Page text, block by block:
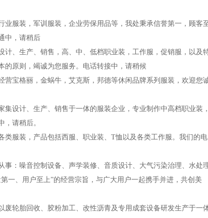
业服装，军训服装，企业劳保用品等，我处秉承信誉第一，顾客
中，请稍后
计、生产、销售，高、中、低档职业装，工作服，促销服，以及
的原则，竭诚为您服务。电话转接中，请稍候
营宝格丽，金蜗牛，艾克斯，邦德等休闲品牌系列服装，欢迎您
设计、生产、销售于一体的服装企业，专业制作中高档职业装，
请稍后。
类服装，产品包括西服、职业装、T恤以及各类工作服。我们的电
事：噪音控制设备、声学装修、音质设计、大气污染治理、水处
一、用户至上”的经营宗旨，与广大用户一起携手并进，共创美
废轮胎回收、胶粉加工、改性沥青及专用成套设备研发生产于一